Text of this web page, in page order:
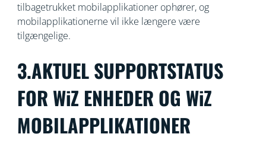
tilbagetrukket mobilapplikationer ophører, og
mobilapplikationerne vil ikke længere være
tilgængelige.
3.AKTUEL SUPPORTSTATUS
FOR WiZ ENHEDER OG WiZ
MOBILAPPLIKATIONER